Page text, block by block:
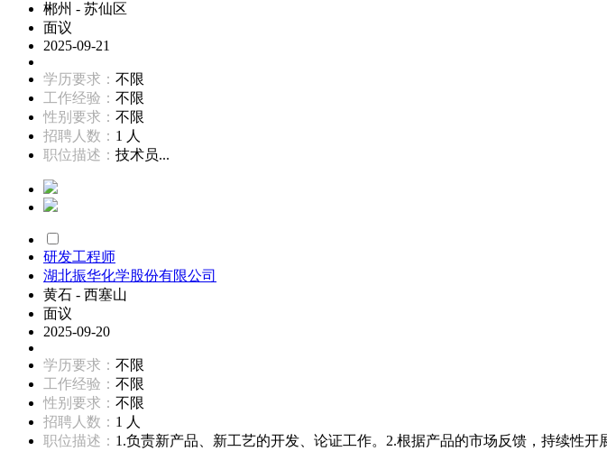
郴州 - 苏仙区
面议
2025-09-21
学历要求： 不限
工作经验： 不限
性别要求： 不限
招聘人数： 1 人
职位描述： 技术员...
研发工程师
湖北振华化学股份有限公司
黄石 - 西塞山
面议
2025-09-20
学历要求： 不限
工作经验： 不限
性别要求： 不限
招聘人数： 1 人
职位描述： 1.负责新产品、新工艺的开发、论证工作。2.根据产品的市场反馈，持续性